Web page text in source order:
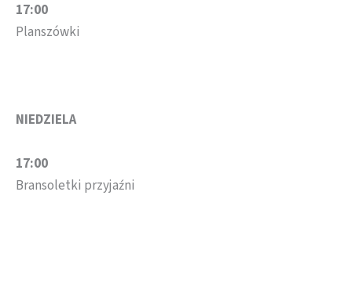
17:00
Planszówki
NIEDZIELA
17:00
Bransoletki przyjaźni